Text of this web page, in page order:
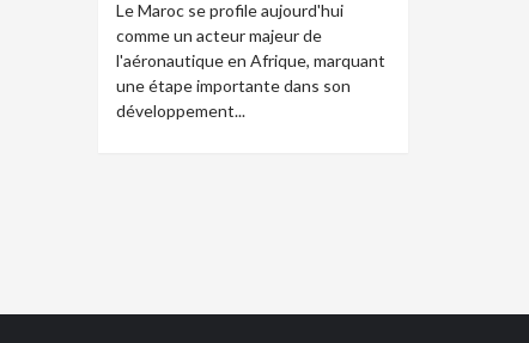
Le Maroc se profile aujourd'hui
comme un acteur majeur de
l'aéronautique en Afrique, marquant
une étape importante dans son
développement...